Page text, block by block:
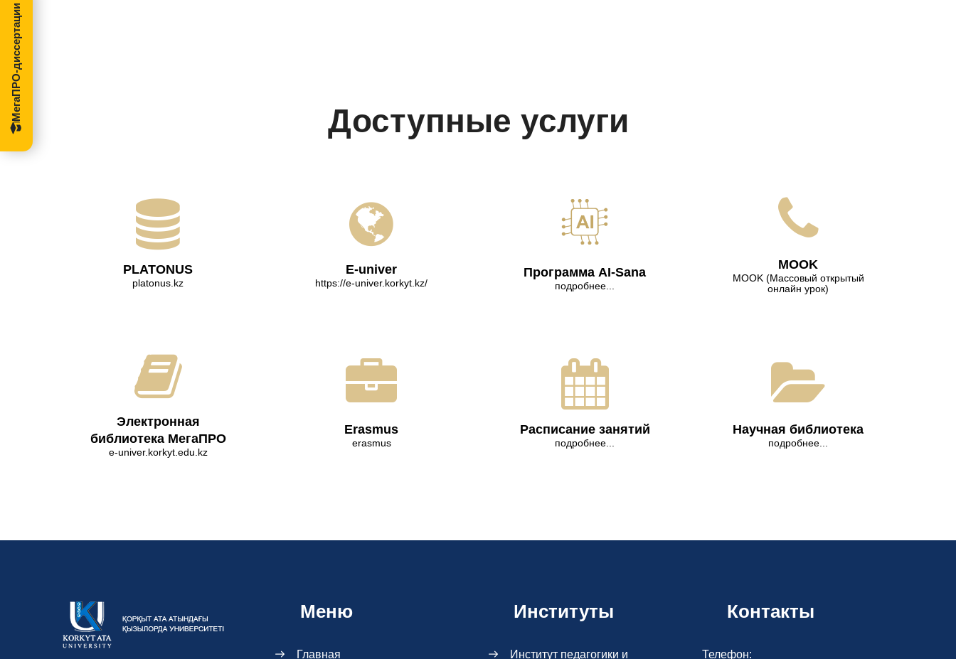
Доступные услуги
PLATONUS
platonus.kz
E-univer
https://e-univer.korkyt.kz/
Программа AI-Sana
подробнее...
МООK
МООK (Массовый открытый
онлайн урок)
Электронная
библиотека МегаПРО
e-univer.korkyt.edu.kz
Erasmus
erasmus
Расписание занятий
подробнее...
Научная библиотека
подробнее...
Меню
Главная
Институты
Институт педагогики и
Контакты
Телефон:
МегаПРО-диссертации